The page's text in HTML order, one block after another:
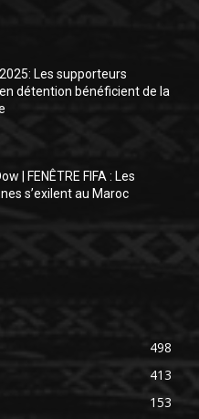
Les supporteurs
détention bénéficient de la
| FENÊTRE FIFA : Les
s’exilent au Maroc
498
413
153